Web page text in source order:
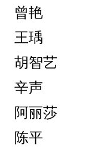
曾艳
王瑀
胡智艺
辛声
阿丽莎
陈平